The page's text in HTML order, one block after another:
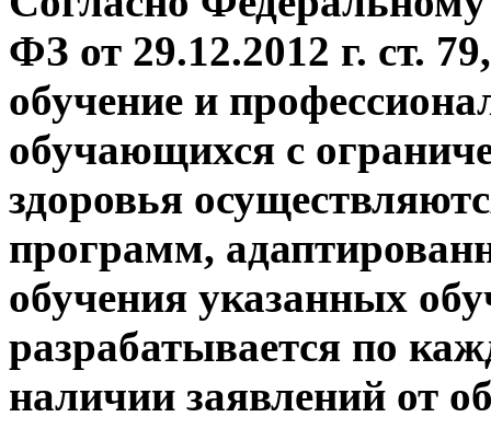
ФЗ от 29.12.2012 г. ст.
обучение и
обучающихся с
здоровья
программ,
обучения указанных
разрабатывается по
наличии заявлений от